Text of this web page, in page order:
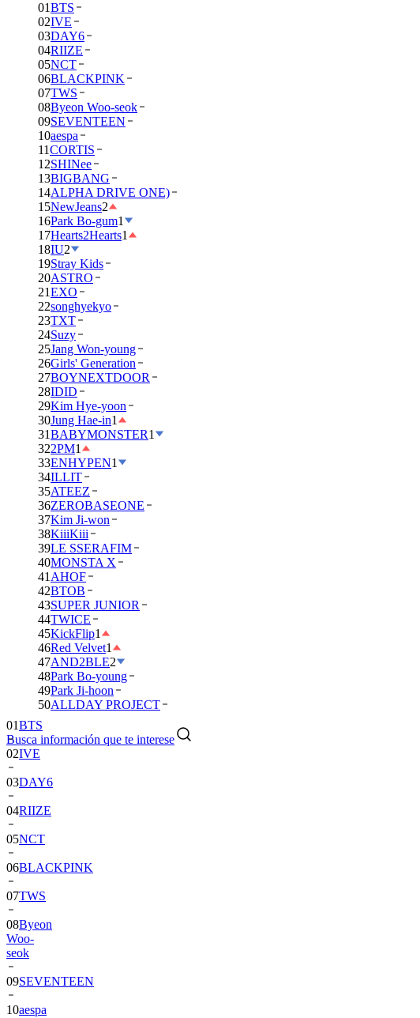
01BTS
02IVE
03DAY6
04RIIZE
05NCT
06BLACKPINK
07TWS
08Byeon Woo-seok
09SEVENTEEN
10aespa
11CORTIS
12SHINee
13BIGBANG
14ALPHA DRIVE ONE)
15NewJeans2
16Park Bo-gum1
17Hearts2Hearts1
18IU2
19Stray Kids
20ASTRO
21EXO
22songhyekyo
23TXT
24Suzy
25Jang Won-young
26Girls' Generation
27BOYNEXTDOOR
28IDID
29Kim Hye-yoon
30Jung Hae-in1
31BABYMONSTER1
322PM1
33ENHYPEN1
34ILLIT
35ATEEZ
36ZEROBASEONE
37Kim Ji-won
38KiiiKiii
39LE SSERAFIM
40MONSTA X
41 AHOF
42BTOB
43SUPER JUNIOR
44TWICE
45KickFlip1
46Red Velvet1
47AND2BLE2
48Park Bo-young
49Park Ji-hoon
50ALLDAY PROJECT
Busca información que te interese
BTS
02IVE
03DAY6
04RIIZE
05NCT
06BLACKPINK
07TWS
08Byeon
Woo-
seok
09SEVENTEEN
10aespa
11CORTIS